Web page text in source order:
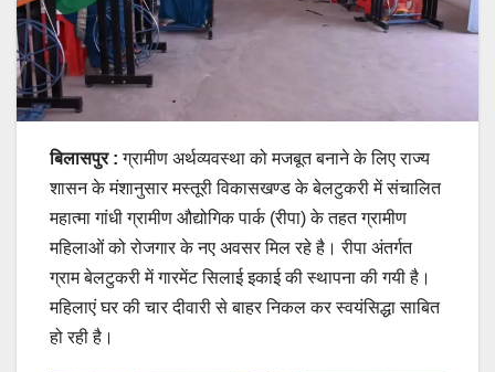
बिलासपुर :ग्रामीण अर्थव्यवस्था को मजबूत बनाने के लिए राज्य
शासन के मंशानुसार मस्तूरी विकासखण्ड के बेलटुकरी में संचालित
महात्मा गांधी ग्रामीण औद्योगिक पार्क (रीपा) के तहत ग्रामीण
महिलाओं को रोजगार के नए अवसर मिल रहे है। रीपा अंतर्गत
ग्राम बेलटुकरी में गारमेंट सिलाई इकाई की स्थापना की गयी है।
महिलाएं घर की चार दीवारी से बाहर निकल कर स्वयंसिद्धा साबित
हो रही है।